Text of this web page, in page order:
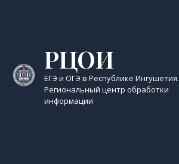
РЦОИ
ЕГЭ и ОГЭ в Республике Ингушетия.
Региональный центр обработки
информации